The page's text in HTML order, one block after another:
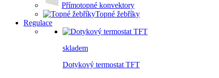
Přímotopné konvektory
Topné žebříky
Regulace
skladem
Dotykový termostat TFT